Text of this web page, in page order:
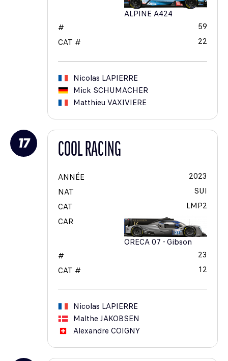
ALPINE A424
#
59
CAT #
22
Nicolas LAPIERRE
Mick SCHUMACHER
Matthieu VAXIVIERE
17 COOL RACING
ANNÉE
2023
NAT
SUI
CAT
LMP2
CAR
ORECA 07 - Gibson
#
23
CAT #
12
Nicolas LAPIERRE
Malthe JAKOBSEN
Alexandre COIGNY